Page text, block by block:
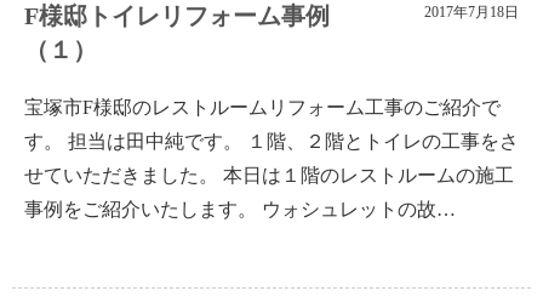
F様邸トイレリフォーム事例
（１）
2017年7月18日
宝塚市F様邸のレストルームリフォーム工事のご紹介で
す。 担当は田中純です。 １階、２階とトイレの工事をさ
せていただきました。 本日は１階のレストルームの施工
事例をご紹介いたします。 ウォシュレットの故…